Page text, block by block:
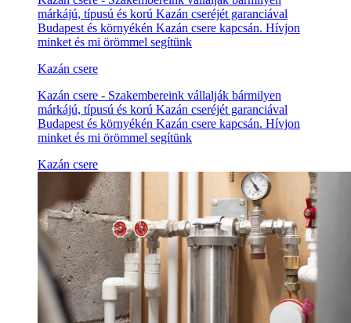
márkájú, típusú és korú Kazán cseréjét garanciával
Budapest és környékén Kazán csere kapcsán. Hívjon
minket és mi örömmel segítünk
Kazán csere
Kazán csere - Szakembereink vállalják bármilyen
márkájú, típusú és korú Kazán cseréjét garanciával
Budapest és környékén Kazán csere kapcsán. Hívjon
minket és mi örömmel segítünk
Kazán csere